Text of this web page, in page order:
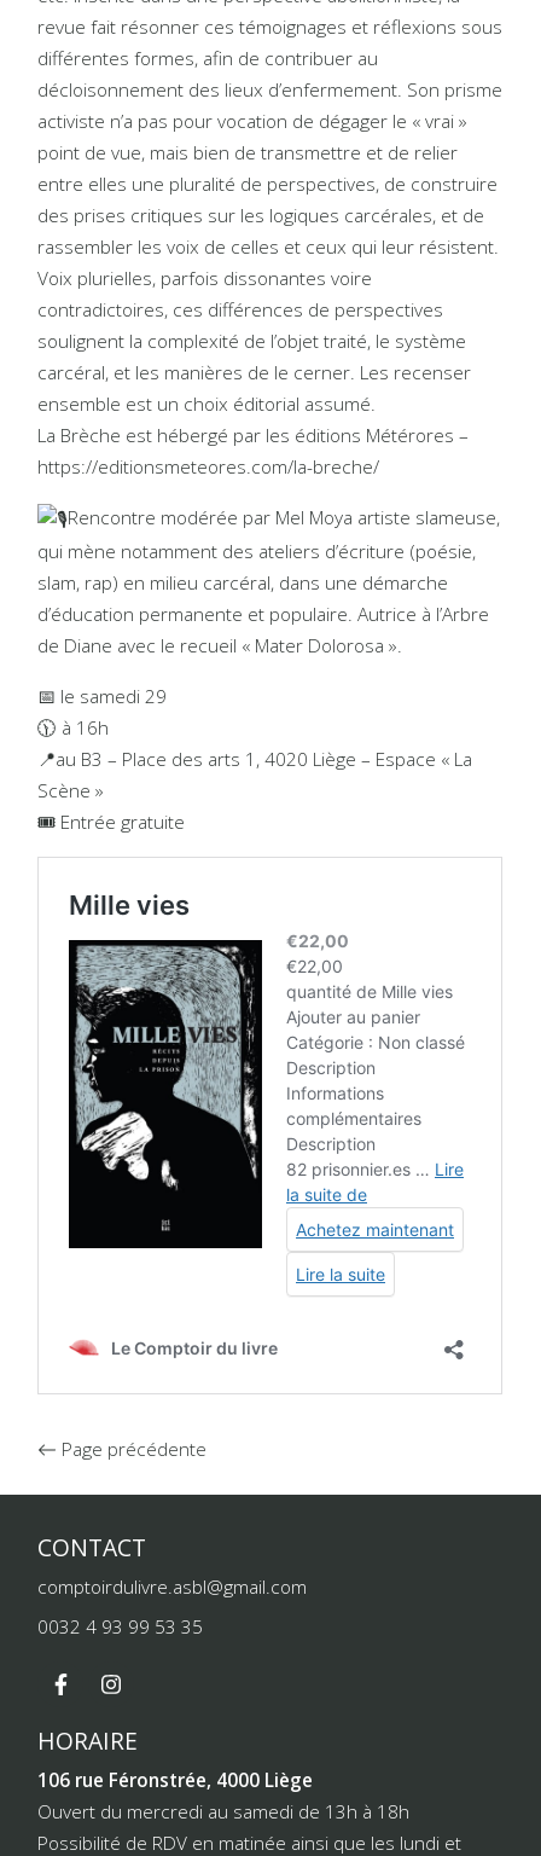
revue fait résonner ces témoignages et réflexions sous
différentes formes, afin de contribuer au
décloisonnement des lieux d’enfermement. Son prisme
activiste n’a pas pour vocation de dégager le « vrai »
point de vue, mais bien de transmettre et de relier
entre elles une pluralité de perspectives, de construire
des prises critiques sur les logiques carcérales, et de
rassembler les voix de celles et ceux qui leur résistent.
Voix plurielles, parfois dissonantes voire
contradictoires, ces différences de perspectives
soulignent la complexité de l’objet traité, le système
carcéral, et les manières de le cerner. Les recenser
ensemble est un choix éditorial assumé.
La Brèche est hébergé par les éditions Métérores –
https://editionsmeteores.com/la-breche/
Rencontre modérée par Mel Moya artiste slameuse,
qui mène notamment des ateliers d’écriture (poésie,
slam, rap) en milieu carcéral, dans une démarche
d’éducation permanente et populaire. Autrice à l’Arbre
de Diane avec le recueil « Mater Dolorosa ».
📅 le samedi 29
🕦 à 16h
📍au B3 – Place des arts 1, 4020 Liège – Espace « La
Scène »
🎟 Entrée gratuite
Page précédente
CONTACT
comptoirdulivre.asbl@gmail.com
0032 4 93 99 53 35
HORAIRE
106 rue Féronstrée, 4000 Liège
Ouvert du mercredi au samedi de 13h à 18h
Possibilité de RDV en matinée ainsi que les lundi et